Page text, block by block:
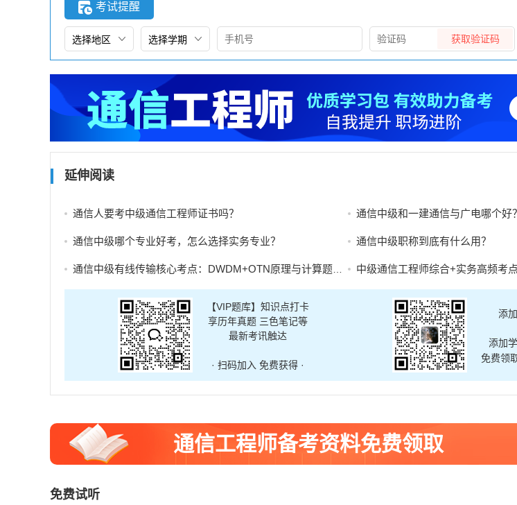
考试提醒
获取验证码
延伸阅读
通信人要考中级通信工程师证书吗？ 通信中级和一建通信与广电哪个好？
通信中级哪个专业好考，怎么选择实务专业？ 通信中级职称到底有什么用？
通信中级有线传输核心考点：DWDM+OTN原理与计算题答题拆解 中级通信工程师综合+实务高频考点
【VIP题库】知识点打卡
享历年真题 三色笔记等
最新考讯触达
· 扫码加入 免费获得 ·
添
添加
免费领
通信工程师备考资料免费领取
免费试听